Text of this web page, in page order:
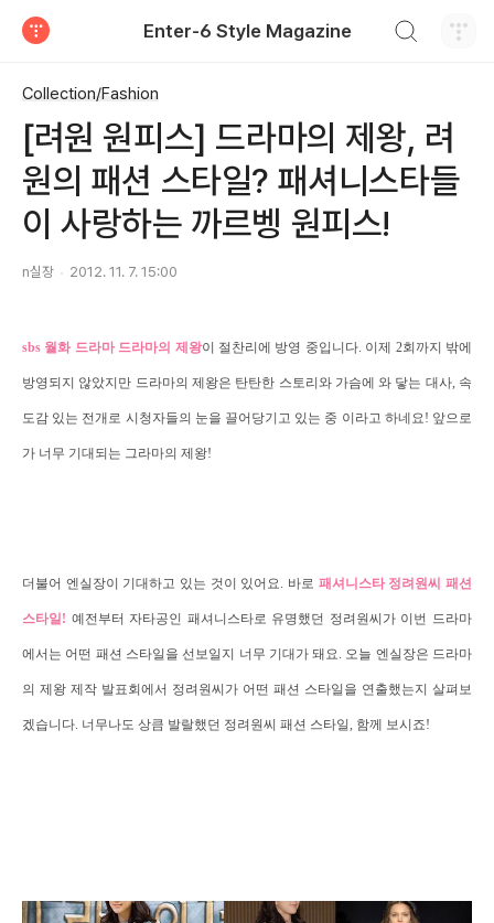
Enter-6 Style Magazine
Collection/Fashion
[려원 원피스] 드라마의 제왕, 려
원의 패션 스타일? 패셔니스타들
이 사랑하는 까르벵 원피스!
n실장 2012. 11. 7. 15:00
sbs 월화 드라마 드라마의 제왕이 절찬리에 방영 중입니다. 이제 2회까지 밖에
방영되지 않았지만 드라마의 제왕은 탄탄한 스토리와 가슴에 와 닿는 대사, 속
도감 있는 전개로 시청자들의 눈을 끌어당기고 있는 중 이라고 하네요! 앞으로
가 너무 기대되는 그라마의 제왕!
더불어 엔실장이 기대하고 있는 것이 있어요. 바로 패셔니스타 정려원씨 패션
스타일! 예전부터 자타공인 패셔니스타로 유명했던 정려원씨가 이번 드라마
에서는 어떤 패션 스타일을 선보일지 너무 기대가 돼요. 오늘 엔실장은 드라마
의 제왕 제작 발표회에서 정려원씨가 어떤 패션 스타일을 연출했는지 살펴보
겠습니다. 너무나도 상큼 발랄했던 정려원씨 패션 스타일, 함께 보시죠!